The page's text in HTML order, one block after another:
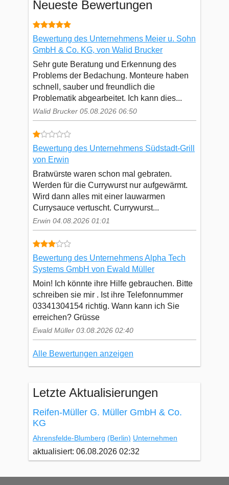
Neueste Bewertungen
Bewertung des Unternehmens Meier u. Sohn
GmbH & Co. KG, von Walid Brucker
Sehr gute Beratung und Erkennung des
Problems der Bedachung. Monteure haben
schnell, sauber und freundlich die
Problematik abgearbeitet. Ich kann dies...
Walid Brucker 05.08.2026 06:50
Bewertung des Unternehmens Südstadt-Grill
von Erwin
Bratwürste waren schon mal gebraten.
Werden für die Currywurst nur aufgewärmt.
Wird dann alles mit einer lauwarmen
Currysauce vertuscht. Currywurst...
Erwin 04.08.2026 01:01
Bewertung des Unternehmens Alpha Tech
Systems GmbH von Ewald Müller
Moin! Ich könnte ihre Hilfe gebrauchen. Bitte
schreiben sie mir . Ist ihre Telefonnummer
03341304154 richtig. Wann kann ich Sie
erreichen? Grüsse
Ewald Müller 03.08.2026 02:40
Alle Bewertungen anzeigen
Letzte Aktualisierungen
Reifen-Müller G. Müller GmbH & Co.
KG
Ahrensfelde-Blumberg (Berlin) Unternehmen
aktualisiert: 06.08.2026 02:32